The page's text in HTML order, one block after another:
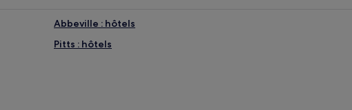
Abbeville : hôtels
Pitts : hôtels